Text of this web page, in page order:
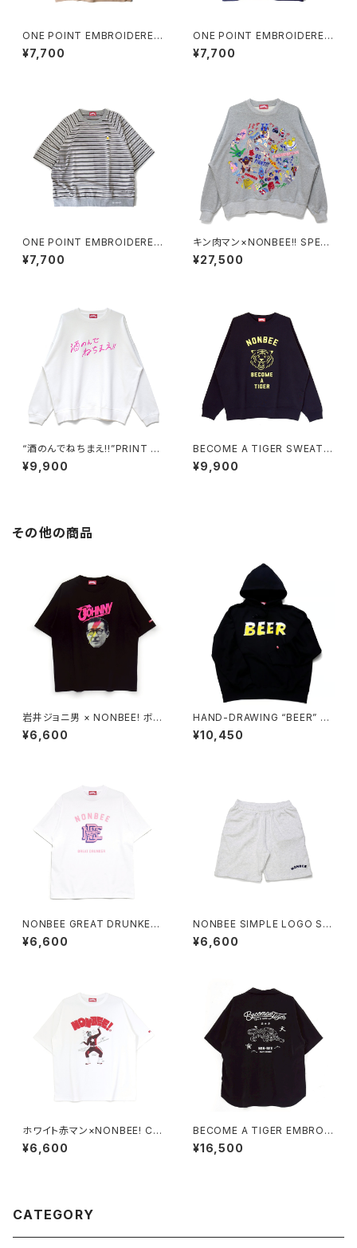
ONE POINT EMBROIDERED
“beer” MULTI BORDER HS
¥7,700
ONE POINT EMBROIDERED
“beer” MULTI BORDER HS
¥7,700
ONE POINT EMBROIDERED
“beer” MULTI BORDER HS
¥7,700
キン肉マン×NONBEE!! SPECI
AL COLLAB EMBROIDERED
SWEAT gray/colorful
¥27,500
“酒のんでねちまえ!!”PRINT S
WEAT white/pink
¥9,900
BECOME A TIGER SWEAT n
avy/pastel-yellow
¥9,900
その他の商品
岩井ジョニ男 × NONBEE! ボウ
イ風 COLLAB TEE black/ne
on-pink
¥6,600
HAND-DRAWING “BEER” H
OODIE black
¥10,450
NONBEE GREAT DRUNKER
TEE white
¥6,600
NONBEE SIMPLE LOGO SW
¥6,600
ホワイト赤マン×NONBEE! CO
LLABORATION TEE white/r
ed
¥6,600
BECOME A TIGER EMBROI
DERED HALFSLEEVE SHIRT
S black
¥16,500
CATEGORY